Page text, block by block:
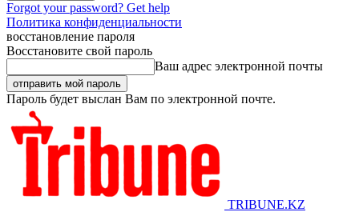
Forgot your password? Get help
Политика конфиденциальности
восстановление пароля
Восстановите свой пароль
Ваш адрес электронной почты
Пароль будет выслан Вам по электронной почте.
TRIBUNE.KZ